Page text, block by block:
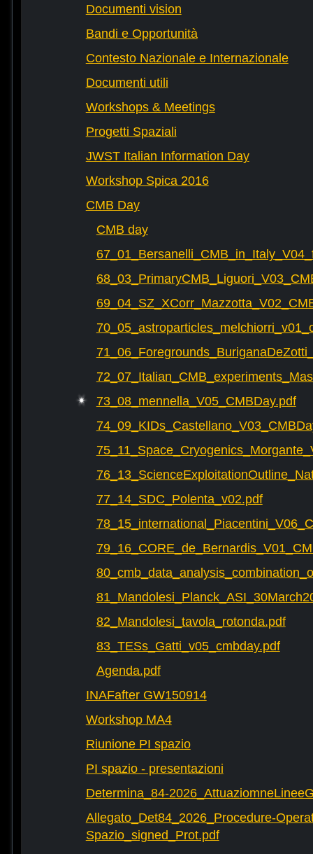
Documenti vision
Bandi e Opportunità
Contesto Nazionale e Internazionale
Documenti utili
Workshops & Meetings
Progetti Spaziali
JWST Italian Information Day
Workshop Spica 2016
CMB Day
CMB day
73_08_mennella_V05_CMBDay.pdf
77_14_SDC_Polenta_v02.pdf
82_Mandolesi_tavola_rotonda.pdf
83_TESs_Gatti_v05_cmbday.pdf
Agenda.pdf
INAFafter GW150914
Workshop MA4
Riunione PI spazio
PI spazio - presentazioni
Determina_84-
Allegato_Det84_2026_Procedure-
Spazio_signed_Prot.pdf